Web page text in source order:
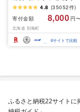
ふるさと納税 ほたて ふ
るさと納税 訳あり 帆立
ふるさと わけあり ホタ
テ貝柱 貝 人気 不揃い 刺
身 規格外 魚介 ランキン
グ 海鮮 冷凍 発送時期が
4.8 (35052件)
寄付金額
8,000 円
北海道 別海町
6サイトで比較
ふるさと納税22サイトに